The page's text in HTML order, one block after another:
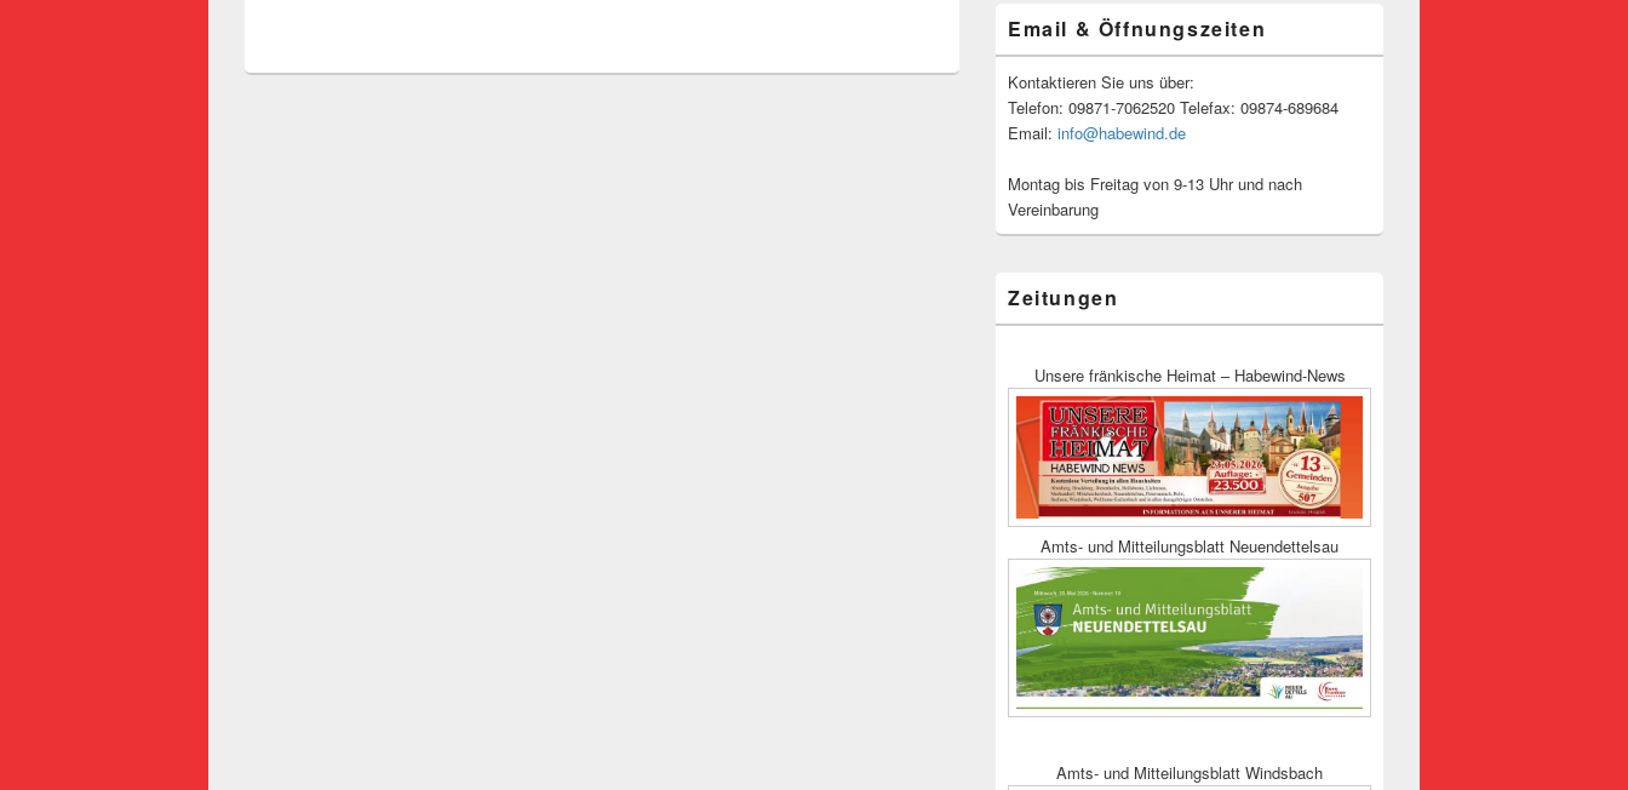
Email & Öffnungszeiten
Kontaktieren Sie uns über:
Telefon: 09871-7062520 Telefax: 09874-689684
Email: info@habewind.de
Montag bis Freitag von 9-13 Uhr und nach
Vereinbarung
Zeitungen
Unsere fränkische Heimat – Habewind-News
Amts- und Mitteilungsblatt Neuendettelsau
Amts- und Mitteilungsblatt Windsbach